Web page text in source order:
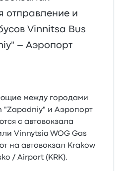
отправление и
Vinnitsa Bus
– Аэропорт
между городами
"Zapadniy" и Аэропорт
с автовокзала
Vinnytsia WOG Gas
на автовокзал Krakow
/ Airport (KRK).